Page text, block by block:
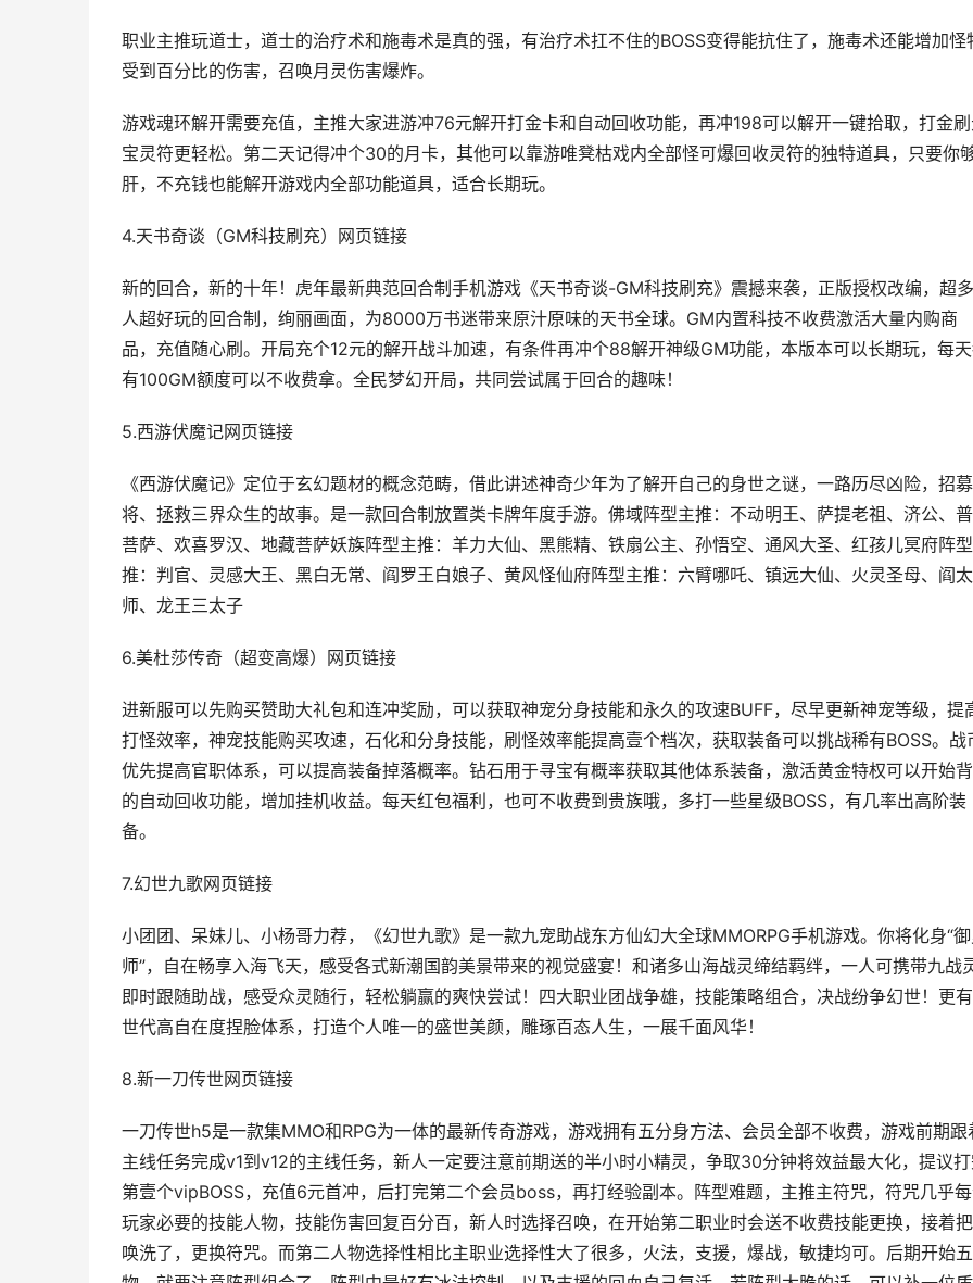
职业主推玩道士，道士的治疗术和施毒术是真的强，有治疗术扛不住的BOSS变得能抗住了，施毒术还能增加怪
受到百分比的伤害，召唤月灵伤害爆炸。
游戏魂环解开需要充值，主推大家进游冲76元解开打金卡和自动回收功能，再冲198可以解开一键拾取，打金
宝灵符更轻松。第二天记得冲个30的月卡，其他可以靠游唯凳枯戏内全部怪可爆回收灵符的独特道具，只要你
肝，不充钱也能解开游戏内全部功能道具，适合长期玩。
4.天书奇谈（GM科技刷充）网页链接
新的回合，新的十年！虎年最新典范回合制手机游戏《天书奇谈-GM科技刷充》震撼来袭，正版授权改编，超多
人超好玩的回合制，绚丽画面，为8000万书迷带来原汁原味的天书全球。GM内置科技不收费激活大量内购商
品，充值随心刷。开局充个12元的解开战斗加速，有条件再冲个88解开神级GM功能，本版本可以长期玩，每
有100GM额度可以不收费拿。全民梦幻开局，共同尝试属于回合的趣味！
5.西游伏魔记网页链接
《西游伏魔记》定位于玄幻题材的概念范畴，借此讲述神奇少年为了解开自己的身世之谜，一路历尽凶险，招
将、拯救三界众生的故事。是一款回合制放置类卡牌年度手游。佛域阵型主推：不动明王、萨提老祖、济公、
菩萨、欢喜罗汉、地藏菩萨妖族阵型主推：羊力大仙、黑熊精、铁扇公主、孙悟空、通风大圣、红孩儿冥府阵
推：判官、灵感大王、黑白无常、阎罗王白娘子、黄风怪仙府阵型主推：六臂哪吒、镇远大仙、火灵圣母、阎太
师、龙王三太子
6.美杜莎传奇（超变高爆）网页链接
进新服可以先购买赞助大礼包和连冲奖励，可以获取神宠分身技能和永久的攻速BUFF，尽早更新神宠等级，提
打怪效率，神宠技能购买攻速，石化和分身技能，刷怪效率能提高壹个档次，获取装备可以挑战稀有BOSS。战
优先提高官职体系，可以提高装备掉落概率。钻石用于寻宝有概率获取其他体系装备，激活黄金特权可以开始
的自动回收功能，增加挂机收益。每天红包福利，也可不收费到贵族哦，多打一些星级BOSS，有几率出高阶装
备。
7.幻世九歌网页链接
小团团、呆妹儿、小杨哥力荐，《幻世九歌》是一款九宠助战东方仙幻大全球MMORPG手机游戏。你将化身“御
师”，自在畅享入海飞天，感受各式新潮国韵美景带来的视觉盛宴！和诸多山海战灵缔结羁绊，一人可携带九战
即时跟随助战，感受众灵随行，轻松躺赢的爽快尝试！四大职业团战争雄，技能策略组合，决战纷争幻世！更
世代高自在度捏脸体系，打造个人唯一的盛世美颜，雕琢百态人生，一展千面风华！
8.新一刀传世网页链接
一刀传世h5是一款集MMO和RPG为一体的最新传奇游戏，游戏拥有五分身方法、会员全部不收费，游戏前期跟
主线任务完成v1到v12的主线任务，新人一定要注意前期送的半小时小精灵，争取30分钟将效益最大化，提议
第壹个vipBOSS，充值6元首冲，后打完第二个会员boss，再打经验副本。阵型难题，主推主符咒，符咒几乎
玩家必要的技能人物，技能伤害回复百分百，新人时选择召唤，在开始第二职业时会送不收费技能更换，接着
唤洗了，更换符咒。而第二人物选择性相比主职业选择性大了很多，火法，支援，爆战，敏捷均可。后期开始